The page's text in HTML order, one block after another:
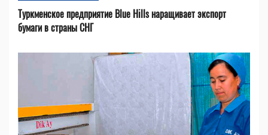
Туркменское предприятие Blue Hills наращивает экспорт
бумаги в страны СНГ